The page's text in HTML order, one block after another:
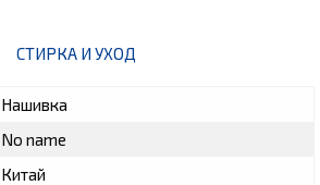
СТИРКА И УХОД
Нашивка
No name
Китай